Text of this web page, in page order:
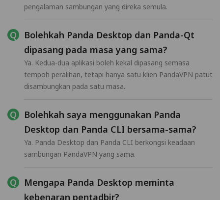
pengalaman sambungan yang direka semula.
Bolehkah Panda Desktop dan Panda-Qt
dipasang pada masa yang sama?
Ya. Kedua-dua aplikasi boleh kekal dipasang semasa
tempoh peralihan, tetapi hanya satu klien PandaVPN patut
disambungkan pada satu masa.
Bolehkah saya menggunakan Panda
Desktop dan Panda CLI bersama-sama?
Ya. Panda Desktop dan Panda CLI berkongsi keadaan
sambungan PandaVPN yang sama.
Mengapa Panda Desktop meminta
kebenaran pentadbir?